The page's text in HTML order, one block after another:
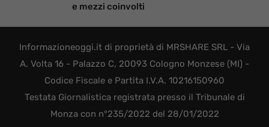
e mezzi coinvolti
Informazioneoggi.it di proprietà di MRSHARE SRL - Via
A. Volta 16 - Palazzo C, 20093 Cologno Monzese (MI) -
Codice Fiscale e Partita I.V.A. 10216150960
Testata Giornalistica registrata presso il Tribunale di
Monza con n°235/2022 del 28/01/2022